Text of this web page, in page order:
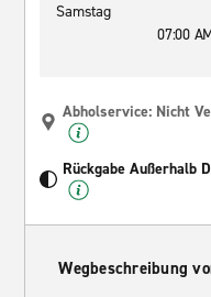
Samstag
07:00
Abholservice: Nicht
Rückgabe Außerhalb
Wegbeschreibung